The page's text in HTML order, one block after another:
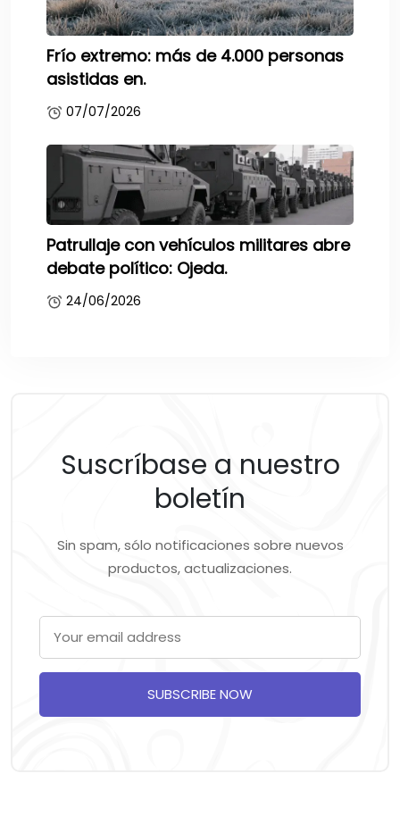
Frío extremo: más de 4.000 personas
asistidas en.
07/07/2026
Patrullaje con vehículos militares abre
debate político: Ojeda.
24/06/2026
Suscríbase a nuestro
boletín
Sin spam, sólo notificaciones sobre nuevos
productos, actualizaciones.
SUBSCRIBE NOW